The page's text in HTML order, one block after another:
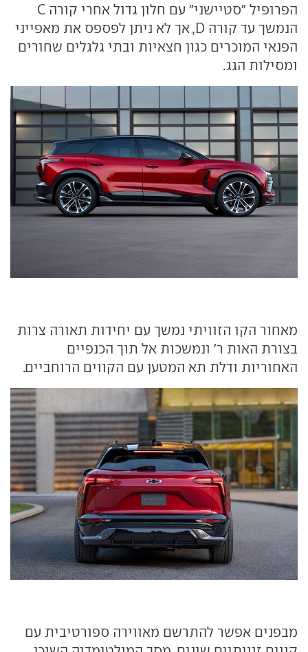
הפרופיל "סטיישני" עם חלון גדול אחרי קורה C
הנמשך עד קורה D, אך לא ניתן לפספס את מאפייני
הפנאי המוכרים כגון חצאיות ובתי גלגלים שחורים
ומסילות הגג.
מאחור הקו הזוויתי נמשך עם יחידות תאורה צרות
בצורת האות ר' ונמשכות אל תוך הכנפיים
האחוריות ודלת תא המטען עם הקווים הרוחביים.
מבפנים אפשר להתרשם מאווירה ספורטיבית עם